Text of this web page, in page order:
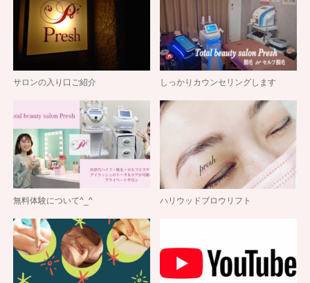
サロンの入り口ご紹介 しっかりカウンセリングします
無料体験について^_^ ハリウッドブロウリフト